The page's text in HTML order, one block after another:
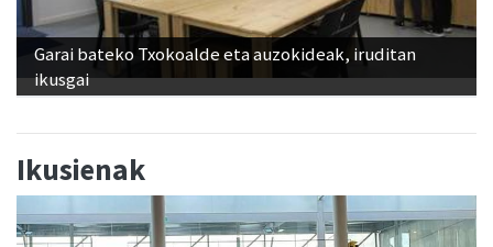
Garai bateko Txokoalde eta auzokideak, iruditan
ikusgai
Ikusienak